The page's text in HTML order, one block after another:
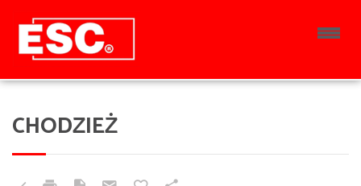
CHODZIEŻ